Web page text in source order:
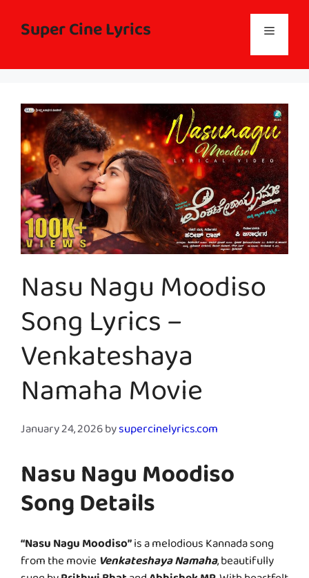
contentSuper Cine Lyrics Menu
Nasu Nagu Moodiso
Song Lyrics –
Venkateshaya
Namaha Movie
January 24, 2026bysupercinelyrics.com
Nasu Nagu Moodiso
Song Details
“Nasu Nagu Moodiso”is a melodious Kannada song
from the movieVenkateshaya Namaha, beautifully